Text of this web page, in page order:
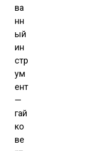
ва
нн
ый
ин
стр
ум
ент
—
гай
ко
ве